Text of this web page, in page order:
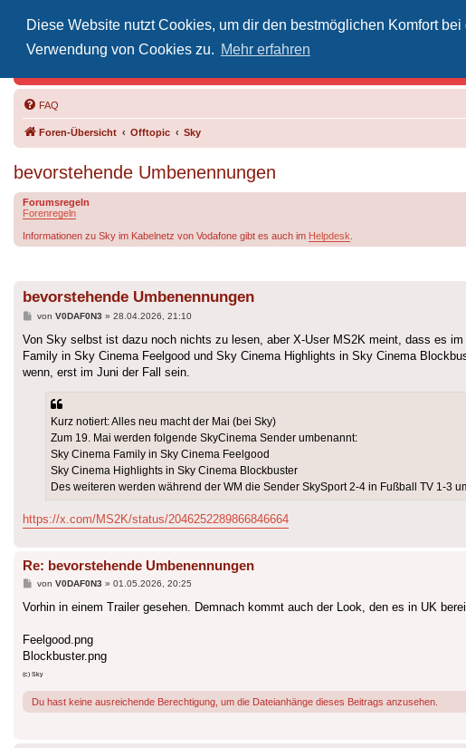
Diese Website nutzt Cookies, um dir den bestmöglichen Komfort
Verwendung von Cookies zu. Mehr erfahren
FAQ
Foren-Übersicht Offtopic Sky
bevorstehende Umbenennungen
Forumsregeln
Forenregeln
Informationen zu Sky im Kabelnetz von Vodafone gibt es auch im Helpdesk
bevorstehende Umbenennungen
Beitrag
von V0DAF0N3 » 28.04.2026, 21:10
Von Sky selbst ist dazu noch nichts zu lesen, aber X-User MS2K meint, dass es
Family in Sky Cinema Feelgood und Sky Cinema Highlights in Sky Cinema
wenn, erst im Juni der Fall sein.
Kurz notiert: Alles neu macht der Mai (bei Sky)
Zum 19. Mai werden folgende SkyCinema Sender umbenannt:
Sky Cinema Family in Sky Cinema Feelgood
Sky Cinema Highlights in Sky Cinema Blockbuster
Des weiteren werden während der WM die Sender SkySport 2-4 in Fußball TV 1-3
https://x.com/MS2K/status/2046252289866846664
Re: bevorstehende Umbenennungen
Beitrag
von V0DAF0N3» 01.05.2026, 20:25
Vorhin in einem Trailer gesehen. Demnach kommt auch der Look, den es in UK
Feelgood.png
Blockbuster.png
(c) Sky
Du hast keine ausreichende Berechtigung, um die Dateianhänge dieses Beitrags anzusehen.